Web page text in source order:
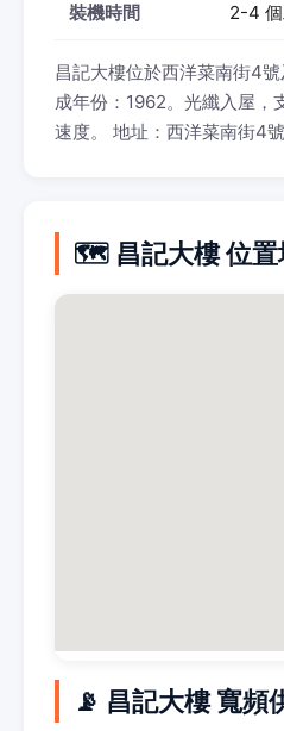
裝機時間 2-4
昌記大樓位於西洋菜南街4
成年份：1962。光纖入屋，
速度。 地址：西洋菜南街4
🗺️ 昌記大樓 位置
📡 昌記大樓 寬頻